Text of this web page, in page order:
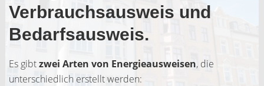
Verbrauchsausweis und
Bedarfsausweis.
Es gibtzwei Arten von Energieausweisen, die
unterschiedlich erstellt werden: